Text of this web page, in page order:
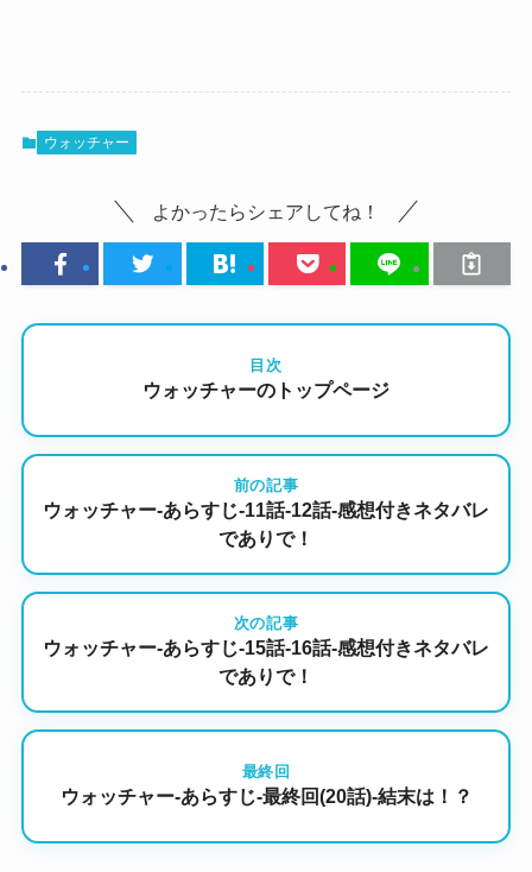
ウォッチャー
よかったらシェアしてね！
目次
ウォッチャーのトップページ
前の記事
ウォッチャー-あらすじ-11話-12話-感想付きネタバレ
でありで！
次の記事
ウォッチャー-あらすじ-15話-16話-感想付きネタバレ
でありで！
最終回
ウォッチャー-あらすじ-最終回(20話)-結末は！？